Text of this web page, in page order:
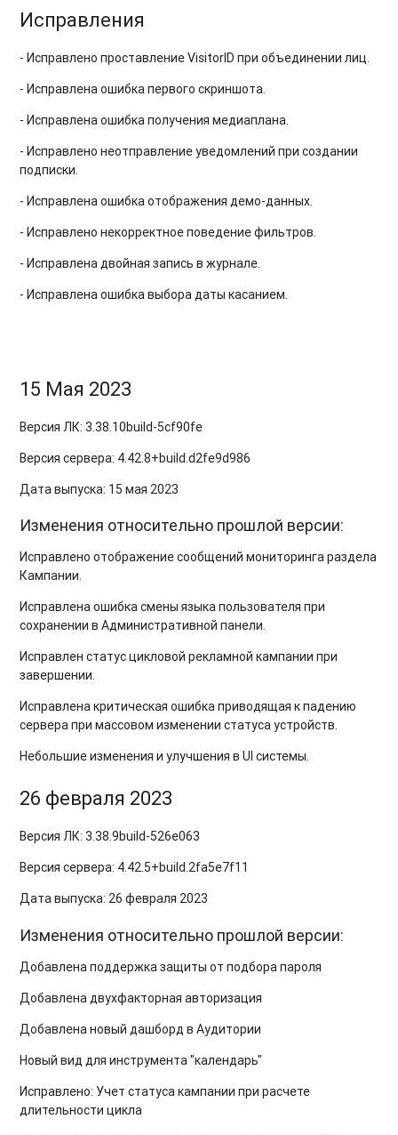
Исправления
- Исправлено проставление VisitorID при объединении лиц.
- Исправлена ошибка первого скриншота.
- Исправлена ошибка получения медиаплана.
- Исправлено неотправление уведомлений при создании
подписки.
- Исправлена ошибка отображения демо-данных.
- Исправлено некорректное поведение фильтров.
- Исправлена двойная запись в журнале.
- Исправлена ошибка выбора даты касанием.
15 Мая 2023
Версия ЛК:3.38.10build-5cf90fe
Версия сервера: 4.42.8+build.d2fe9d986
Дата выпуска: 15 мая 2023
Изменения относительно прошлой версии:
Исправлено отображение сообщений мониторинга раздела
Кампании.
Исправлена ошибка смены языка пользователя при
сохранении в Административной панели.
Исправлен статус цикловой рекламной кампании при
завершении.
Исправлена критическая ошибка приводящая к падению
сервера при массовом изменении статуса устройств.
Небольшие изменения и улучшения в UI системы.
26 февраля 2023
Версия ЛК:3.38.9build-526e063
Версия сервера: 4.42.5+build.2fa5e7f11
Дата выпуска: 26 февраля 2023
Изменения относительно прошлой версии:
Добавлена поддержка защиты от подбора пароля
Добавлена двухфакторная авторизация
Добавлена новый дашборд в Аудитории
Новый вид для инструмента "календарь"
Исправлено: Учет статуса кампании при расчете
длительности цикла